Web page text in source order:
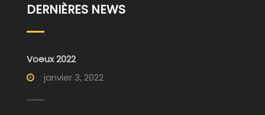
DERNIÈRES NEWS
Voeux 2022
janvier 3, 2022